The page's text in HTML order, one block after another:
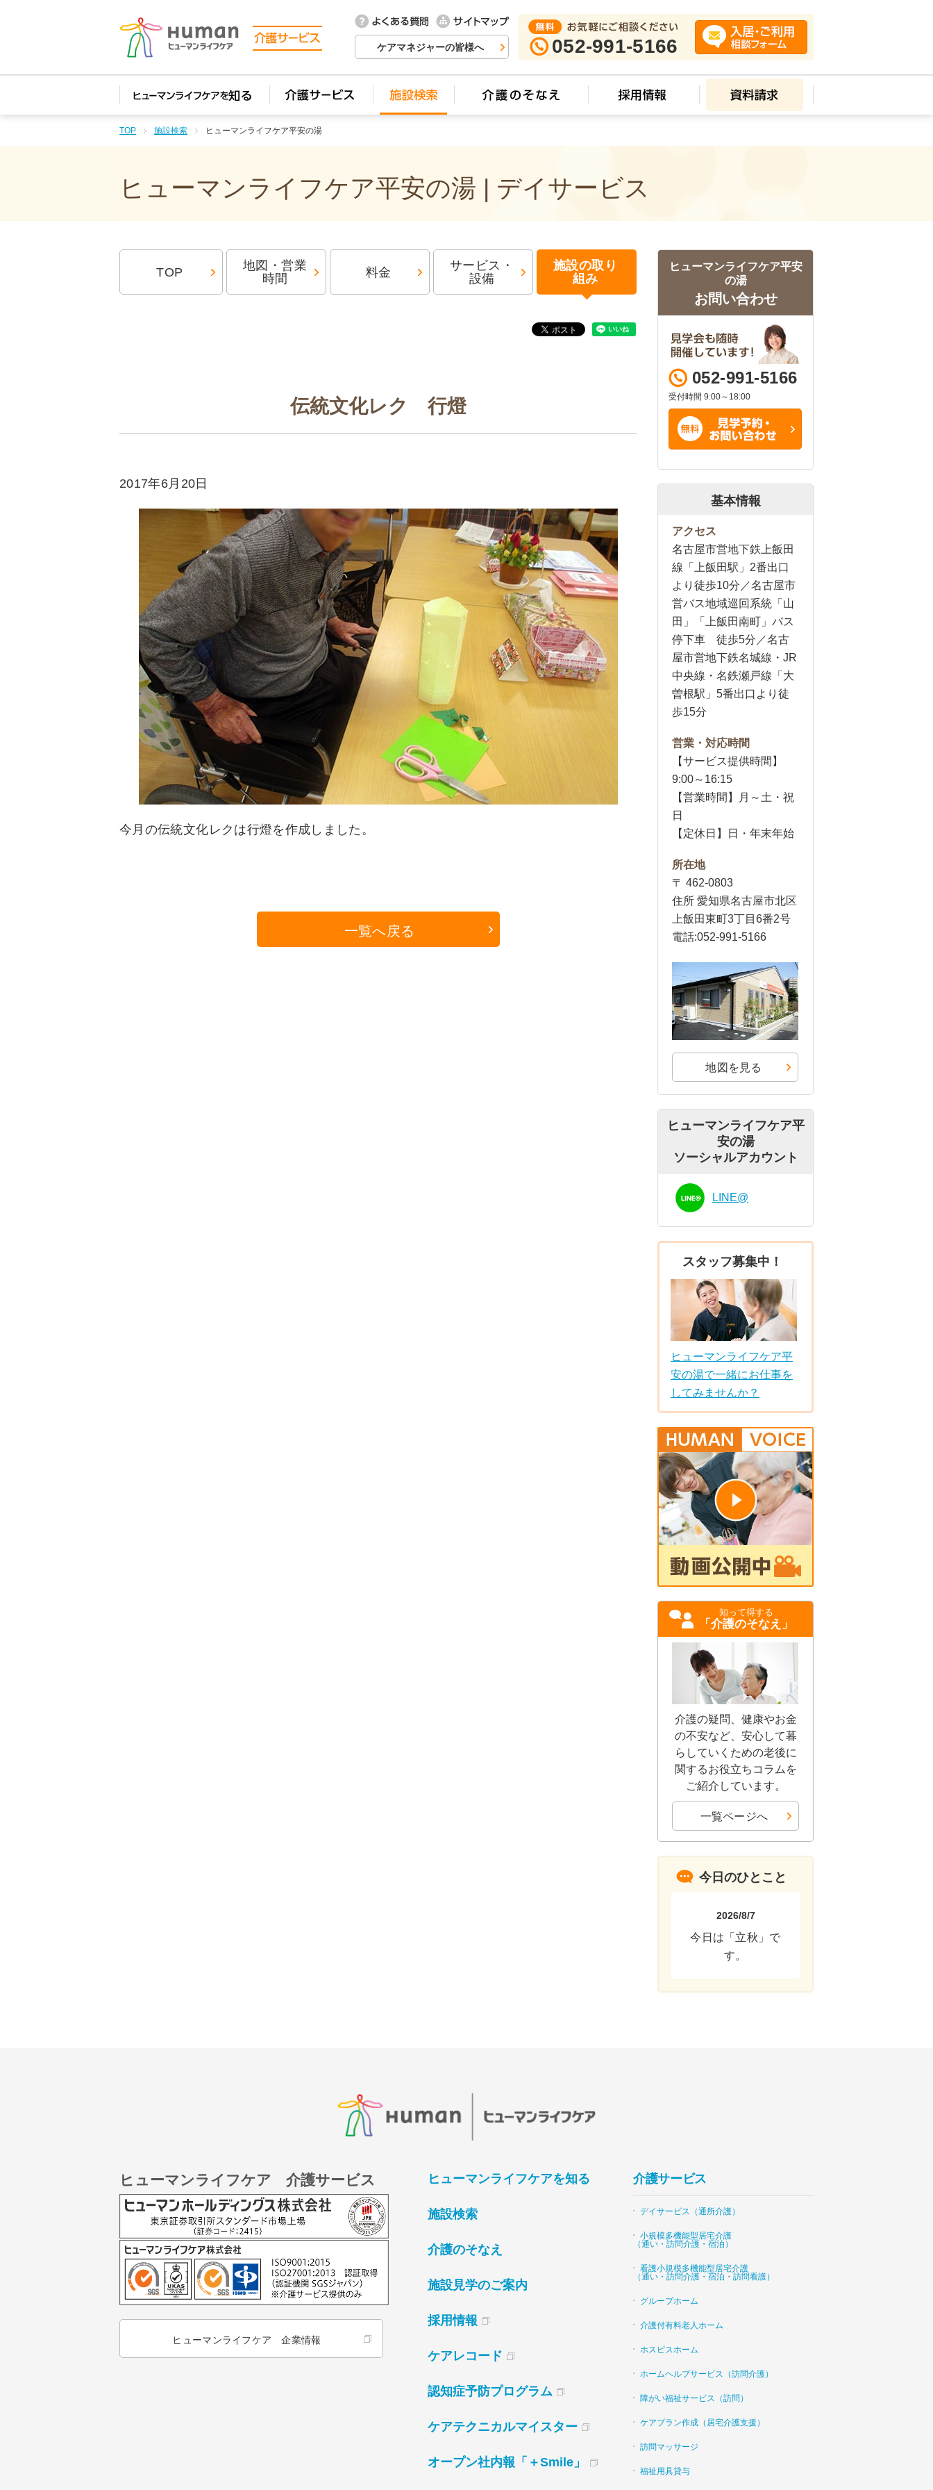
ケアマネジャーの皆様へ 052-991-5166
TOP 施設検索 ヒューマンライフケア平安の湯
ヒューマンライフケア平安の湯 | デイサービス
TOP
地図・営業
時間
料金
サービス・
設備
施設の取り
組み
伝統文化レク 行燈
2017年6月20日
今月の伝統文化レクは行燈を作成しました。
一覧へ戻る
ヒューマンライフケア平安
の湯
お問い合わせ
052-991-5166
受付時間 9:00～18:00
基本情報
アクセス
名古屋市営地下鉄上飯田
線「上飯田駅」2番出口
より徒歩10分／名古屋市
営バス地域巡回系統「山
田」「上飯田南町」バス
停下車 徒歩5分／名古
屋市営地下鉄名城線・JR
中央線・名鉄瀬戸線「大
曽根駅」5番出口より徒
歩15分
営業・対応時間
【サービス提供時間】
9:00～16:15
【営業時間】月～土・祝
日
【定休日】日・年末年始
所在地
〒 462-0803
住所 愛知県名古屋市北区
上飯田東町3丁目6番2号
電話:052-991-5166
地図を見る
ヒューマンライフケア平
安の湯
ソーシャルアカウント
LINE@
スタッフ募集中！
ヒューマンライフケア平
安の湯で一緒にお仕事を
してみませんか？
知って得する
「介護のそなえ」
介護の疑問、健康やお金
の不安など、安心して暮
らしていくための老後に
関するお役立ちコラムを
ご紹介しています。
一覧ページへ
今日のひとこと
2026/8/7
今日は「立秋」で
す。
ヒューマンライフケア 介護サービス
ヒューマンライフケア 企業情報
ヒューマンライフケアを知る
施設検索
介護のそなえ
施設見学のご案内
採用情報
ケアレコード
認知症予防プログラム
ケアテクニカルマイスター
オープン社内報「＋Smile」
介護サービス
デイサービス（通所介護）
小規模多機能型居宅介護
（通い・訪問介護・宿泊）
看護小規模多機能型居宅介護
（通い・訪問介護・宿泊・訪問看護）
グループホーム
介護付有料老人ホーム
ホスピスホーム
ホームヘルプサービス（訪問介護）
障がい福祉サービス（訪問）
ケアプラン作成（居宅介護支援）
訪問マッサージ
福祉用具貸与